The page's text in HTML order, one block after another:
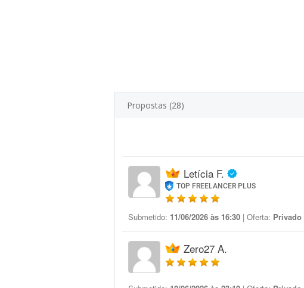
Propostas (28)
Letícia F.
TOP FREELANCER PLUS
Submetido: 11/06/2026 às 16:30 | Oferta: Privado
Zero27 A.